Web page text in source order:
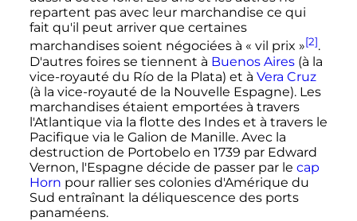
repartent pas avec leur marchandise ce qui
fait qu'il peut arriver que certaines
marchandises soient négociées à « vil prix »[2].
D'autres foires se tiennent à Buenos Aires(à la
vice-royauté du Río de la Plata) et à Vera Cruz
(à la vice-royauté de la Nouvelle Espagne). Les
marchandises étaient emportées à travers
l'Atlantique via la flotte des Indes et à travers le
Pacifique via le Galion de Manille. Avec la
destruction de Portobelo en 1739 par Edward
Vernon, l'Espagne décide de passer par le cap
Horn pour rallier ses colonies d'Amérique du
Sud entraînant la déliquescence des ports
panaméens.